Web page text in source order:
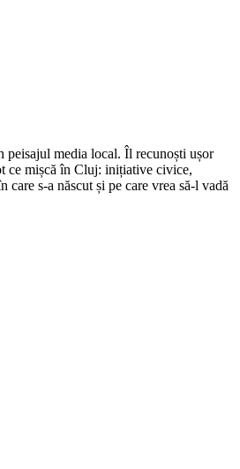
peisajul media local. Îl recunoști ușor
ce mișcă în Cluj: inițiative civice,
s-a născut și pe care vrea să-l vadă